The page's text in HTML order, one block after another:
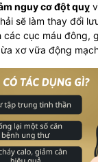
nguy cơ đột quỵ
sẽ làm thay đổi
các cục máu đông,
xơ vữa động